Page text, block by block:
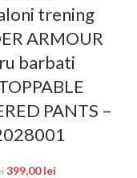
trening
ARMOUR
barbati
PANTS –
399,00lei